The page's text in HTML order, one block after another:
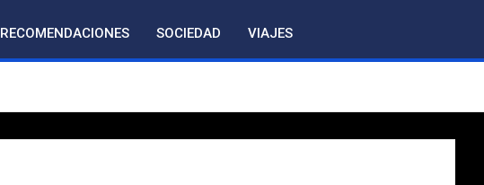
RECOMENDACIONES SOCIEDAD VIAJES